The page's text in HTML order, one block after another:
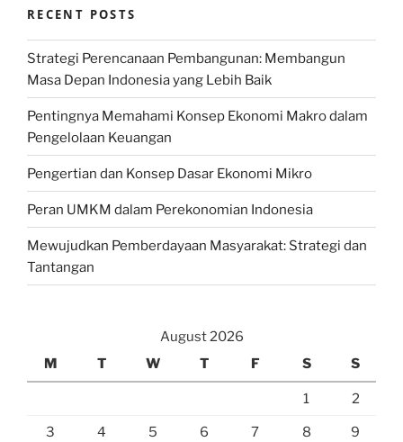
RECENT POSTS
Strategi Perencanaan Pembangunan: Membangun
Masa Depan Indonesia yang Lebih Baik
Pentingnya Memahami Konsep Ekonomi Makro dalam
Pengelolaan Keuangan
Pengertian dan Konsep Dasar Ekonomi Mikro
Peran UMKM dalam Perekonomian Indonesia
Mewujudkan Pemberdayaan Masyarakat: Strategi dan
Tantangan
August 2026
M
T W T F S S
1 2
3 4 5 6 7 8 9